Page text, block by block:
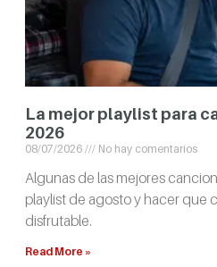
La mejor playlist para
2026
08/07/2026 No hay comentarios
Algunas de las mejores
playlist de agosto y hacer que
disfrutable.
Read More »